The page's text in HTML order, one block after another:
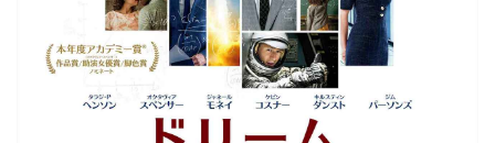
完成したポスターは、1960年代初頭、旧ソ
連との熾烈な宇宙開発競争での劣勢を覆す
ため、NASAの頭脳として最も重要な役割を
担った3人の女性、キャサリン、ドロシー、